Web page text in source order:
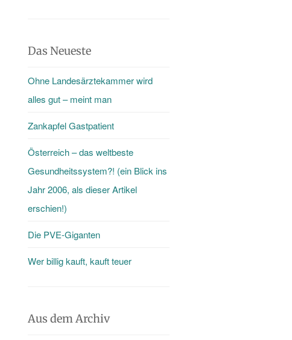
Das Neueste
Ohne Landesärztekammer wird
alles gut – meint man
Zankapfel Gastpatient
Österreich – das weltbeste
Gesundheitssystem?! (ein Blick ins
Jahr 2006, als dieser Artikel
erschien!)
Die PVE-Giganten
Wer billig kauft, kauft teuer
Aus dem Archiv